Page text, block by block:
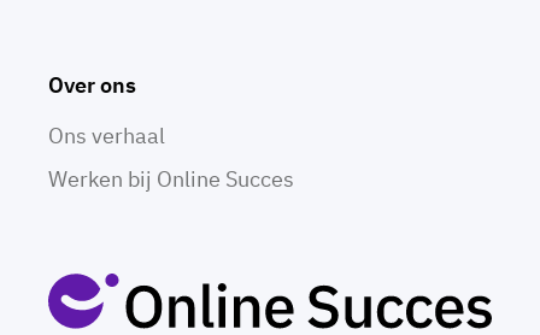
Over ons
Ons verhaal
Werken bij Online Succes